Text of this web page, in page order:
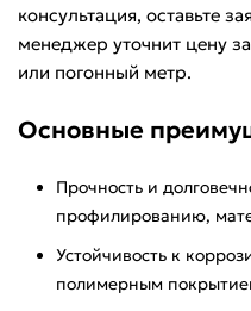
консультация, оставьте
менеджер уточнит цену
или погонный метр.
Основные
Прочность и
профилированию,
Устойчивость к
полимерным